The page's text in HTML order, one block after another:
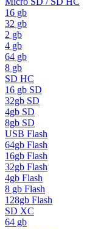
16 gb
32 gb
2 gb
4 gb
64 gb
8 gb
SD HC
16 gb SD
32gb SD
4gb SD
8gb SD
USB Flash
64gb Flash
16gb Flash
32gb Flash
4gb Flash
8 gb Flash
128gb Flash
SD XC
64 gb